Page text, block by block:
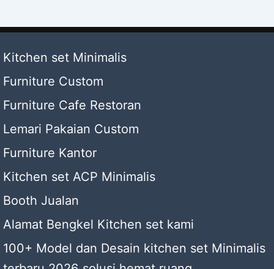
Kitchen set Minimalis
Furniture Custom
Furniture Cafe Restoran
Lemari Pakaian Custom
Furniture Kantor
Kitchen set ACP Minimalis
Booth Jualan
Alamat Bengkel Kitchen set kami
100+ Model dan Desain kitchen set Minimalis